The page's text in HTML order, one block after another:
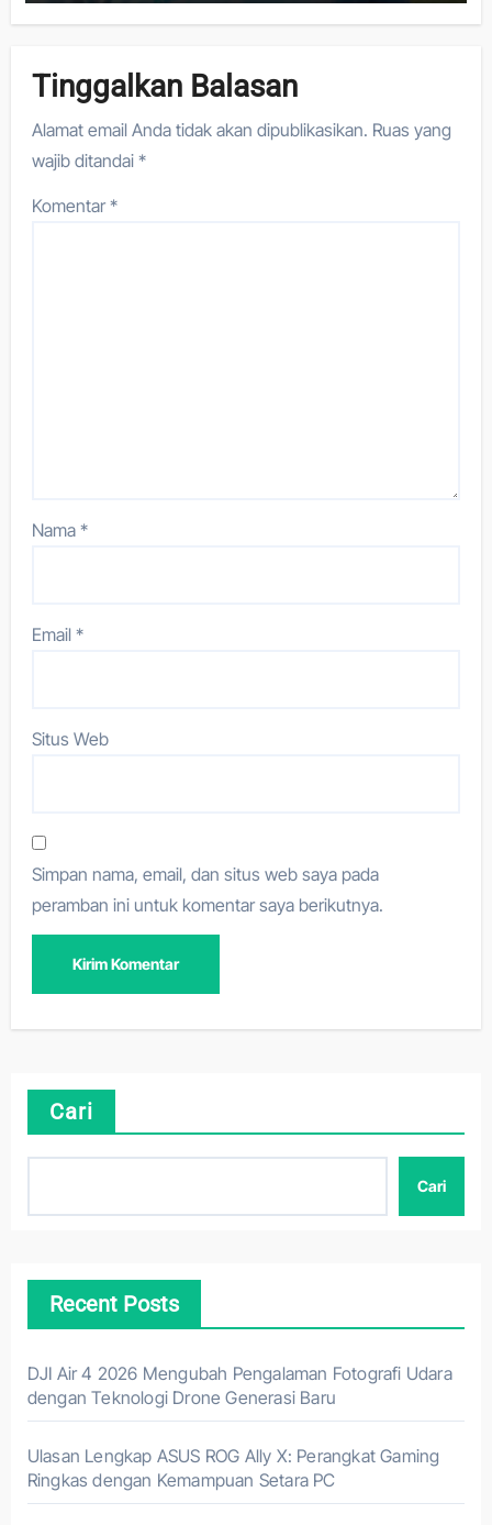
Tinggalkan Balasan
Alamat email Anda tidak akan dipublikasikan. Ruas yang
wajib ditandai*
Komentar*
Nama*
Email*
Situs Web
Simpan nama, email, dan situs web saya pada
peramban ini untuk komentar saya berikutnya.
Cari
Cari
Recent Posts
DJI Air 4 2026 Mengubah Pengalaman Fotografi Udara
dengan Teknologi Drone Generasi Baru
Ulasan Lengkap ASUS ROG Ally X: Perangkat Gaming
Ringkas dengan Kemampuan Setara PC